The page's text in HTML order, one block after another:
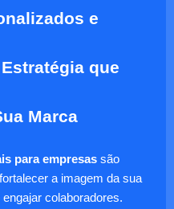
e
que
Marca
para empresas são
a imagem da sua
colaboradores.